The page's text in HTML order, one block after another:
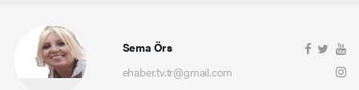
Sema Örs
ehaber.tv.tr@gmail.com